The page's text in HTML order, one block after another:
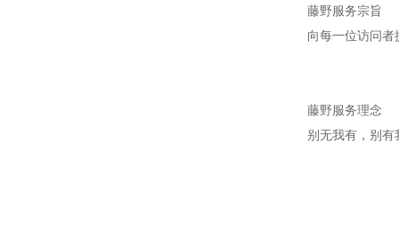
藤野服务宗旨
向每一位访问
藤野服务理念
别无我有，别